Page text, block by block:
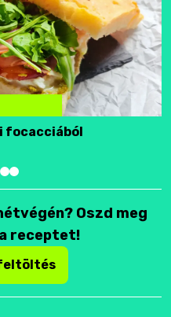
focacciából
Oszd meg
receptet!